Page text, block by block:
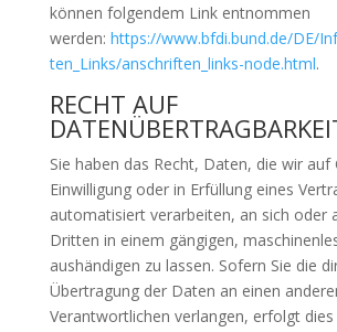
können folgendem Link entnommen
werden: https://www.bfdi.bund.de/DE/
ten_Links/anschriften_links-node.html.
RECHT AUF
Sie haben das Recht, Daten, die wir auf
Einwilligung oder in Erfüllung eines
automatisiert verarbeiten, an sich oder
Dritten in einem gängigen,
aushändigen zu lassen. Sofern Sie die
Übertragung der Daten an einen
Verantwortlichen verlangen, erfolgt